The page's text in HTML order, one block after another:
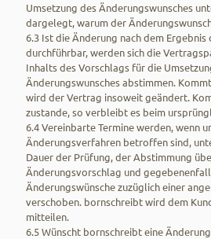
Umsetzung des Änderungswunsches
dargelegt, warum der
6.3 Ist die Änderung nach dem Ergebnis
durchführbar, werden sich die
Inhalts des Vorschlags für die
Änderungswunsches abstimmen.
wird der Vertrag insoweit geändert.
zustande, so verbleibt es beim
6.4 Vereinbarte Termine werden, wenn
Änderungsverfahren betroffen sind,
Dauer der Prüfung, der Abstimmung
Änderungsvorschlag und
Änderungswünsche zuzüglich einer
verschoben. bornschreibt wird dem
mitteilen.
6.5 Wünscht bornschreibt eine